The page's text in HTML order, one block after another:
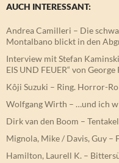
AUCH INTERESSANT:
Andrea Camilleri – Die
Montalbano blickt in den
Interview mit Stefan
EIS UND FEUER“ von
Kôji Suzuki – Ring. Horror-
Wolfgang Wirth – …und ich
Dirk van den Boom –
Mignola, Mike / Davis, Guy –
Hamilton, Laurell K. –